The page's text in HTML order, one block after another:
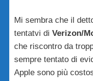
Mi sembra che il
tentatvi di Verizon/
che riscontro da
sempre tentato di
Apple sono più